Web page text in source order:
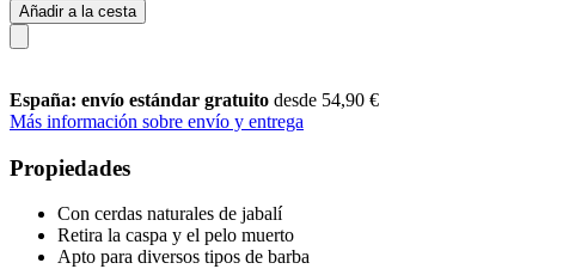
Añadir a la cesta
España: envío estándar gratuito desde 54,90 €
Más información sobre envío y entrega
Propiedades
Con cerdas naturales de jabalí
Retira la caspa y el pelo muerto
Apto para diversos tipos de barba